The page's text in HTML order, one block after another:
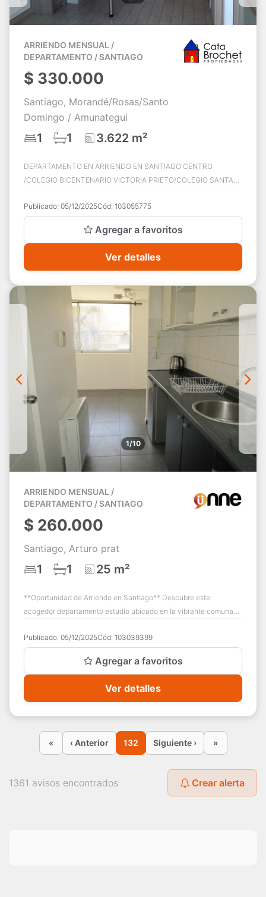
ARRIENDO MENSUAL /
DEPARTAMENTO / SANTIAGO
$ 330.000
Santiago, Morandé/Rosas/Santo
Domingo / Amunategui
1 1 3.622 m²
DEPARTAMENTO EN ARRIENDO EN SANTIAGO CENTRO
/COLEGIO BICENTENARIO VICTORIA PRIETO/COLEGIO SANTA
/CAL ...
Publicado: 05/12/2025Cód: 103055775
Agregar a favoritos
Ver detalles
1/10
ARRIENDO MENSUAL /
DEPARTAMENTO / SANTIAGO
$ 260.000
Santiago, Arturo prat
1 1 25 m²
**Oportunidad de Arriendo en Santiago** Descubre este
acogedor departamento estudio ubicado en la vibrante comuna
Publicado: 05/12/2025Cód: 103039399
Agregar a favoritos
Ver detalles
« ‹ Anterior 132 Siguiente › »
1361 avisos encontrados Crear alerta